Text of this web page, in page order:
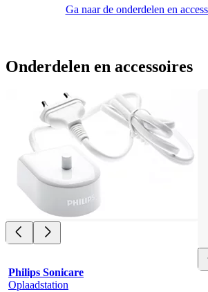
Ga naar de onderdelen en
Onderdelen en accessoires
Philips Sonicare
Oplaadstation